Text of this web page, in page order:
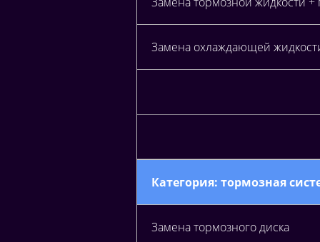
Замена охлаждающей
Категория: тормозная
Замена тормозного диска